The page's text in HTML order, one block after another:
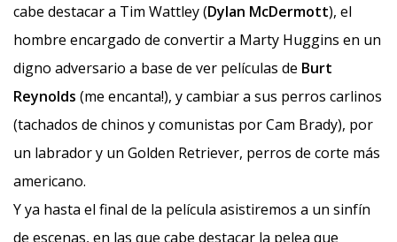
cabe destacar a Tim Wattley (Dylan McDermott), el
hombre encargado de convertir a Marty Huggins en un
digno adversario a base de ver películas de Burt
Reynolds (me encanta!), y cambiar a sus perros carlinos
(tachados de chinos y comunistas por Cam Brady), por
un labrador y un Golden Retriever, perros de corte más
americano.
Y ya hasta el final de la película asistiremos a un sinfín
de escenas, en las que cabe destacar la pelea que